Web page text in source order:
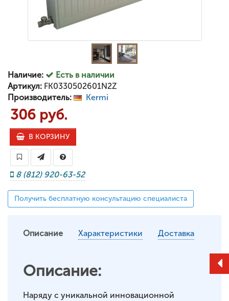
Наличие:
Есть в наличии
Артикул: FK0330502601N2Z
Производитель:
Kermi
306 руб.
В КОРЗИНУ
8 (812) 920-63-52
Получить бесплатную консультацию специалиста
Описание Характеристики Доставка
Описание:
Наряду с уникальной инновационной